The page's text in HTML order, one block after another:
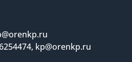
kp@orenkp.ru